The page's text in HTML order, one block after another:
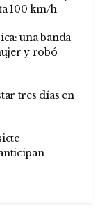
100 km/h
una banda
y robó
tres días en